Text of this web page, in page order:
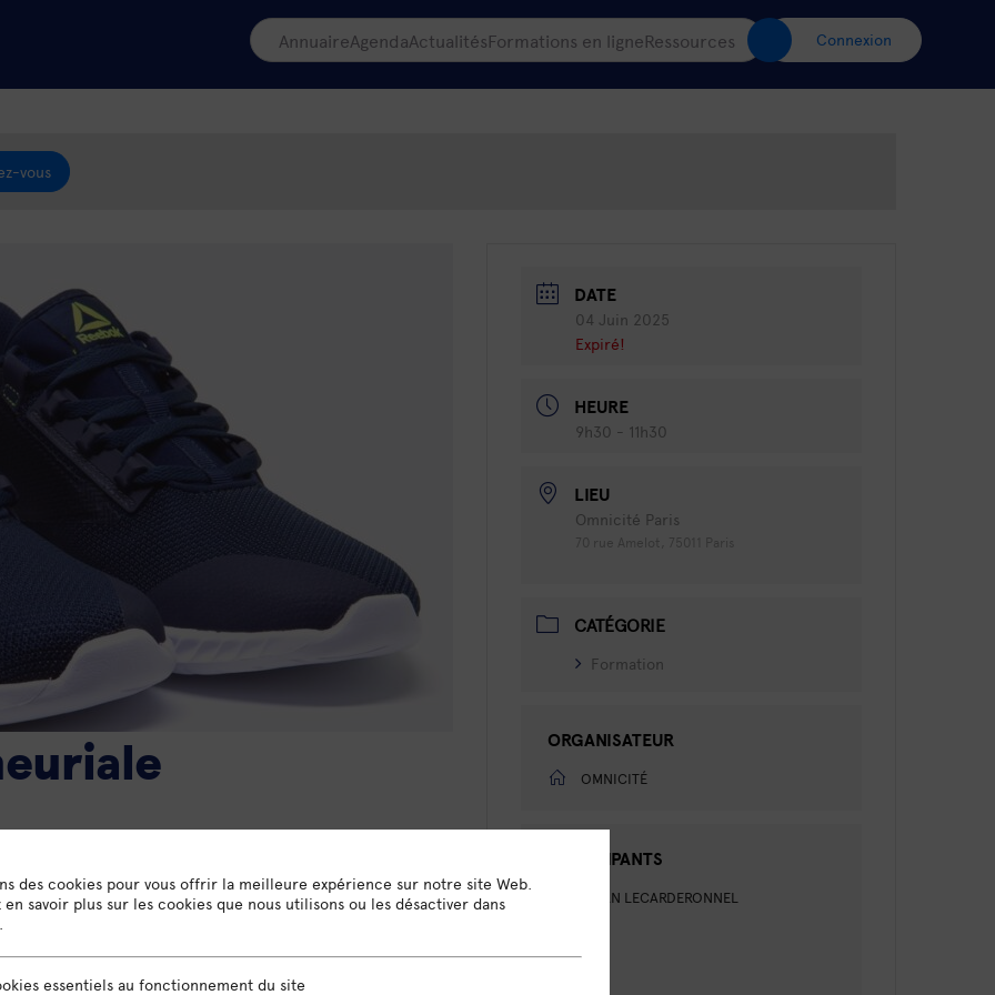
AnnuaireAgendaActualitésFormations en ligneRessources Connexion
vous
avant en cas de désistement.
une bonne posture, qu’est-ce que ça veut dire ?
une posture entrepreneuriale proactive,
DATE
04 Juin 2025
Expiré!
HEURE
9h30 - 11h30
LIEU
Omnicité Paris
CATÉGORIE
Formation
ORGANISATEUR
OMNICITÉ
PARTICIPANTS
JONATHAN LECARDERONNEL
des cookies pour vous offrir la meilleure expérience sur notre site Web.
en savoir plus sur les cookies que nous utilisons ou les désactiver dans
.
au fonctionnement du site
essentiels au fonctionnement du site